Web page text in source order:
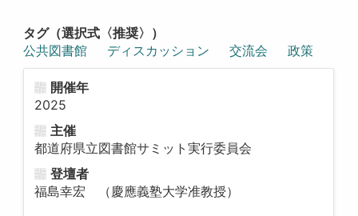
タグ（選択式〈推奨〉）
公共図書館
ディスカッション 交流会 政策
開催年
2025
主催
都道府県立図書館サミット実行委員会
登壇者
福島幸宏 （慶應義塾大学准教授）